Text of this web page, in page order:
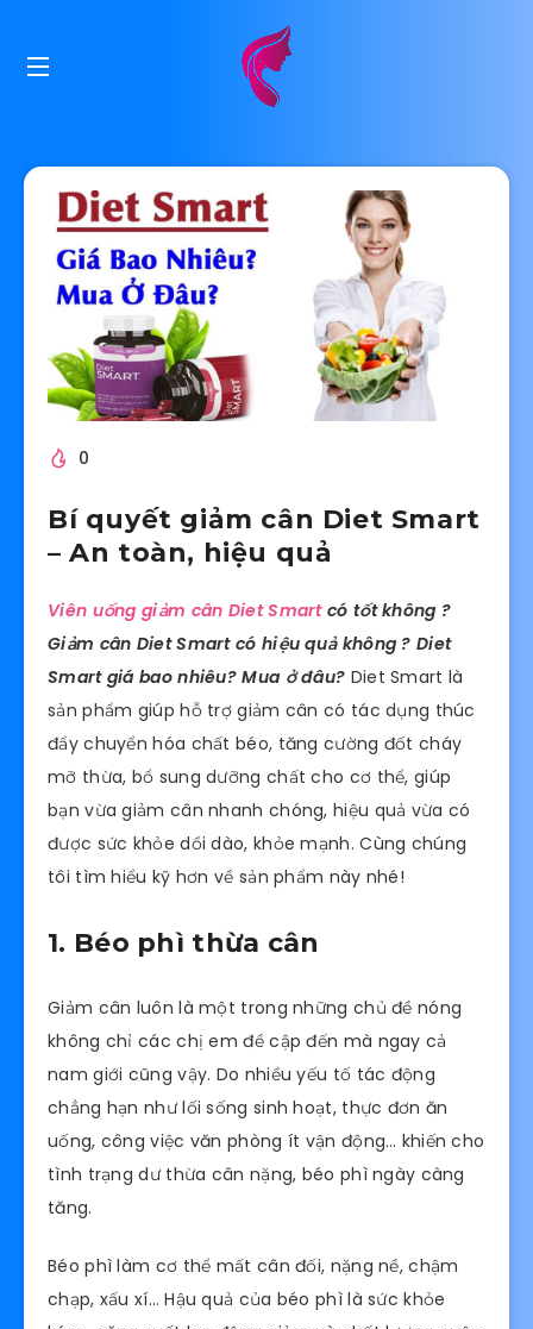
0
Bí quyết giảm cân Diet Smart
– An toàn, hiệu quả
Viên uống giảm cân Diet Smart có tốt không ?
Giảm cân Diet Smart có hiệu quả không ? Diet
Smart giá bao nhiêu? Mua ở đâu? Diet Smart là
sản phẩm giúp hỗ trợ giảm cân có tác dụng thúc
đẩy chuyển hóa chất béo, tăng cường đốt cháy
mỡ thừa, bổ sung dưỡng chất cho cơ thể, giúp
bạn vừa giảm cân nhanh chóng, hiệu quả vừa có
được sức khỏe dồi dào, khỏe mạnh. Cùng chúng
tôi tìm hiểu kỹ hơn về sản phẩm này nhé!
1. Béo phì thừa cân
Giảm cân luôn là một trong những chủ đề nóng
không chỉ các chị em đề cập đến mà ngay cả
nam giới cũng vậy. Do nhiều yếu tố tác động
chẳng hạn như lối sống sinh hoạt, thực đơn ăn
uống, công việc văn phòng ít vận động… khiến cho
tình trạng dư thừa cân nặng, béo phì ngày càng
tăng.
Béo phì làm cơ thể mất cân đối, nặng nề, chậm
chạp, xấu xí… Hậu quả của béo phì là sức khỏe